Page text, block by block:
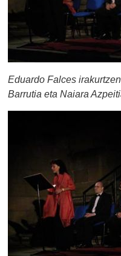
Eduardo Falces
Barrutia eta Naiara